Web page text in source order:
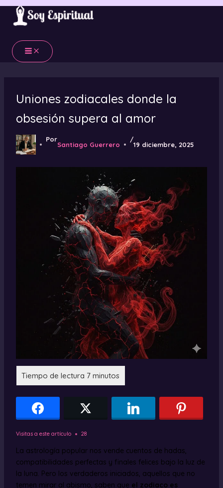
Ir
contenido
Uniones zodiacales donde la
obsesión supera al amor
Por
Santiago Guerrero
/
19 diciembre, 2025
Visitas a este artículo 28
La astrología popular nos vende cuentos de hadas,
compatibilidades perfectas y finales felices bajo la luz de
la luna. Pero los verdaderos iniciados, aquellos que no
temen mirar al abismo, saben que el zodiaco es